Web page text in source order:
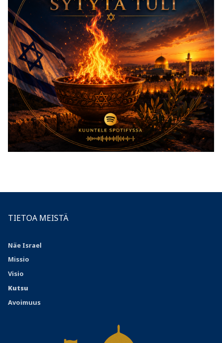
TIETOA MEISTÄ
Näe Israel
Missio
Visio
Kutsu
Avoimuus